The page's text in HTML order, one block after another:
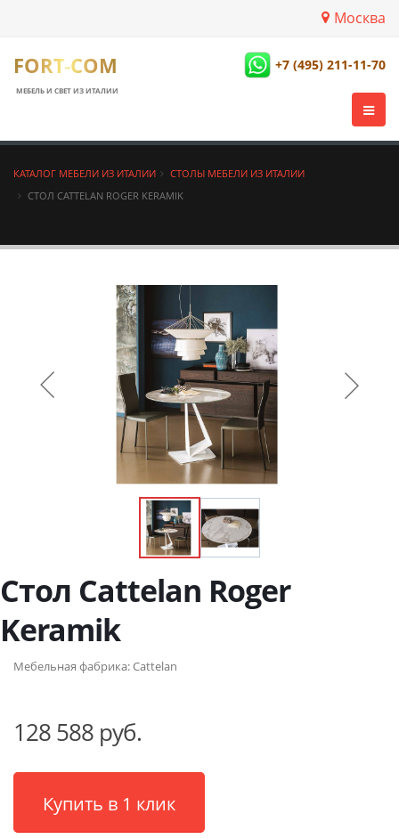
Москва
FORT-COM
МЕБЕЛЬ И СВЕТ ИЗ ИТАЛИИ
+7 (495) 211-11-70
КАТАЛОГ МЕБЕЛИ ИЗ ИТАЛИИ
СТОЛЫ МЕБЕЛИ ИЗ ИТАЛИИ
СТОЛ CATTELAN ROGER KERAMIK
Стол Cattelan Roger
Keramik
Мебельная фабрика:Cattelan
128 588 руб.
Купить в 1 клик